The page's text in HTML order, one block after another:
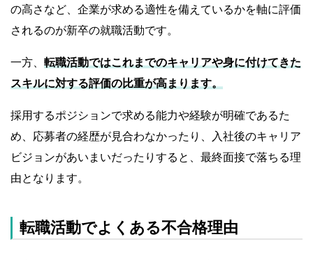
の高さなど、企業が求める適性を備えているかを軸に評価
されるのが新卒の就職活動です。
一方、 転職活動ではこれまでのキャリアや身に付けてきた
スキルに対する評価の比重が高まります。
採用するポジションで求める能力や経験が明確であるた
め、応募者の経歴が見合わなかったり、入社後のキャリア
ビジョンがあいまいだったりすると、最終面接で落ちる理
由となります。
転職活動でよくある不合格理由